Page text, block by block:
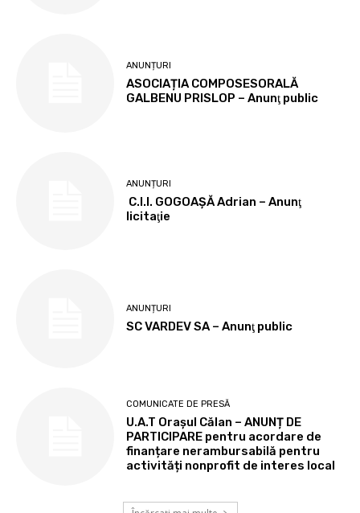
ANUNȚURI
ASOCIAȚIA COMPOSESORALĂ
GALBENU PRISLOP – Anunţ public
ANUNȚURI
C.I.I. GOGOAŞĂ Adrian – Anunţ
licitaţie
ANUNȚURI
SC VARDEV SA – Anunţ public
COMUNICATE DE PRESĂ
U.A.T Orașul Călan – ANUNȚ DE
PARTICIPARE pentru acordare de
finanțare nerambursabilă pentru
activități nonprofit de interes local